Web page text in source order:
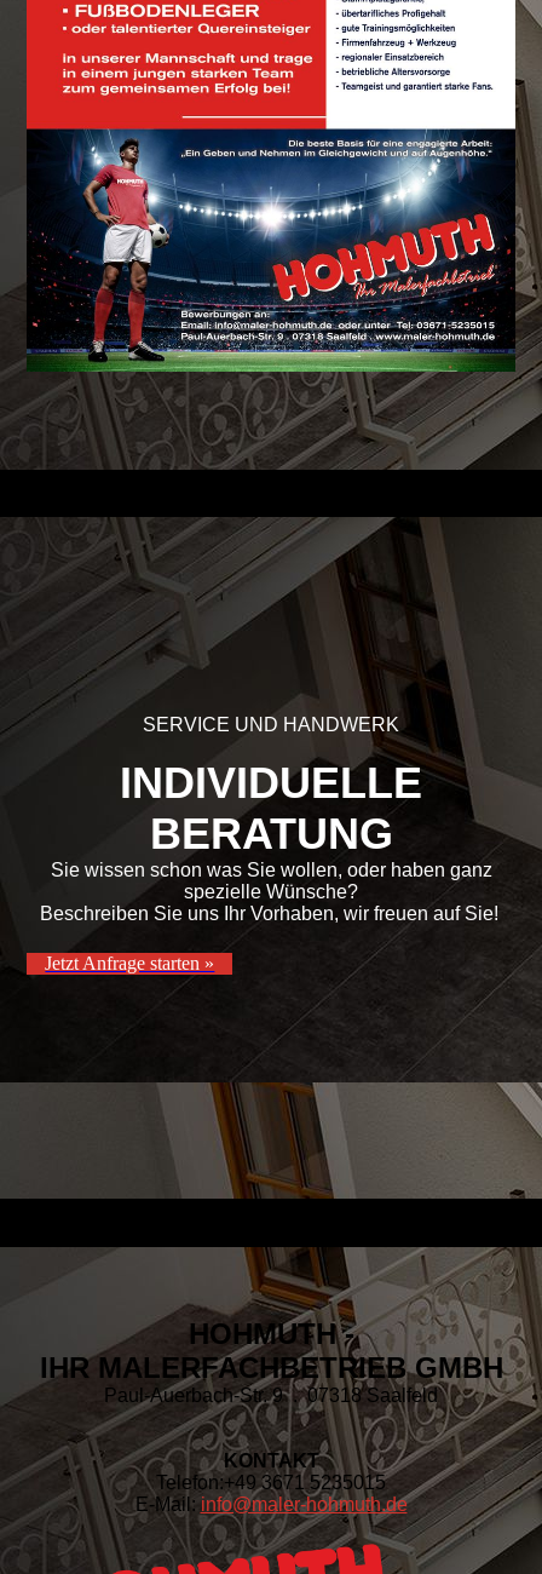
SERVICE UND HANDWERK
INDIVIDUELLE
BERATUNG
Sie wissen schon was Sie wollen, oder haben ganz
spezielle Wünsche?
Beschreiben Sie uns Ihr Vorhaben, wir freuen auf Sie!
Jetzt Anfrage starten »
HOHMUTH -
IHR MALERFACHBETRIEB GMBH
Paul-Auerbach-Str. 9 . 07318 Saalfeld
KONTAKT
Telefon:+49 3671 5235015
E-Mail: info@maler-hohmuth.de